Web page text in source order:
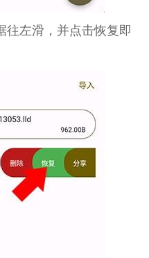
往左滑，并点击恢复即